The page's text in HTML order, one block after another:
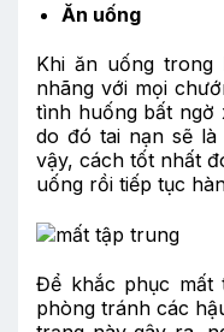
Ăn uống
Khi ăn uống
nhãng với mọi
tình huống bất
do đó tai nạn sẽ
vậy, cách tốt nhất
uống rồi tiếp tục
Để khắc phục mất
phòng tránh các